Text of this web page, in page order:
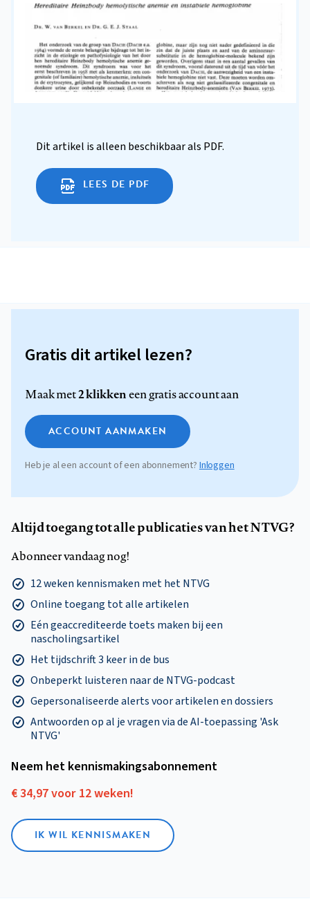
Dit artikel is alleen beschikbaar als PDF.
LEES DE PDF
Gratis dit artikel lezen?
Maak met2 klikkeneen gratis account aan
ACCOUNT AANMAKEN
Heb je al een account of een abonnement? Inloggen
Altijd toegang tot alle publicaties van het NTVG?
Abonneer vandaag nog!
12 weken kennismaken met het NTVG
Online toegang tot alle artikelen
Eén geaccrediteerde toets maken bij een
nascholingsartikel
Het tijdschrift 3 keer in de bus
Onbeperkt luisteren naar de NTVG-podcast
Gepersonaliseerde alerts voor artikelen en dossiers
Antwoorden op al je vragen via de AI-toepassing 'Ask
NTVG'
Neem het kennismakings­abonnement
€ 34,97 voor 12 weken!
IK WIL KENNISMAKEN